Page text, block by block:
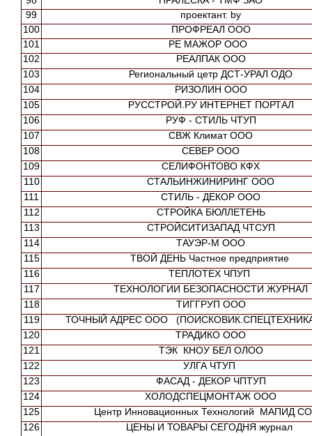
99
проектант. by
100
ПРОФРЕАЛ ООО
101
РЕ МАЖОР ООО
102
РЕАЛПАК ООО
103
Региональный цетр ДСТ-УРАЛ ОДО
104
РИЗОЛИН ООО
105
РУССТРОЙ.РУ ИНТЕРНЕТ ПОРТАЛ
106
РУФ - СТИЛЬ ЧТУП
107
СВЖ Климат ООО
108
СЕВЕР ООО
109
СЕЛИФОНТОВО КФХ
110
СТАЛЬИНЖИНИРИНГ ООО
111
СТИЛЬ - ДЕКОР ООО
112
СТРОЙКА БЮЛЛЕТЕНЬ
113
СТРОЙСИТИЗАПАД ЧТСУП
114
ТАУЭР-М ООО
115
ТВОЙ ДЕНЬ Частное предприятие
116
ТЕПЛОТЕХ ЧПУП
117
ТЕХНОЛОГИИ БЕЗОПАСНОСТИ ЖУРНАЛ
118
ТИГГРУП ООО
119
ТОЧНЫЙ АДРЕС ООО
120
ТРАДИКО ООО
121
ТЭК КНОУ БЕЛ ОЛОО
122
УЛГА ЧТУП
123
ФАСАД - ДЕКОР ЧПТУП
124
ХОЛОДСПЕЦМОНТАЖ ООО
125
Центр Инновационных Технологий МАПИД
126
ЦЕНЫ И ТОВАРЫ СЕГОДНЯ журнал